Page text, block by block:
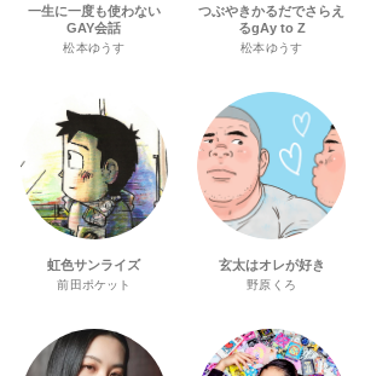
一生に一度も使わない
GAY会話
松本ゆうす
つぶやきかるだでさらえ
るgAy to Z
松本ゆうす
虹色サンライズ
前田ポケット
玄太はオレが好き
野原くろ